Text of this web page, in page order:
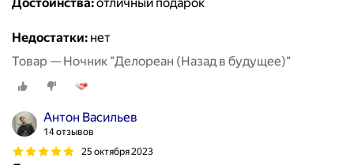
Недостатки: нет
Товар — Ночник "Делореан (Назад в будущее)"
Антон Васильев
14 отзывов
25 октября 2023